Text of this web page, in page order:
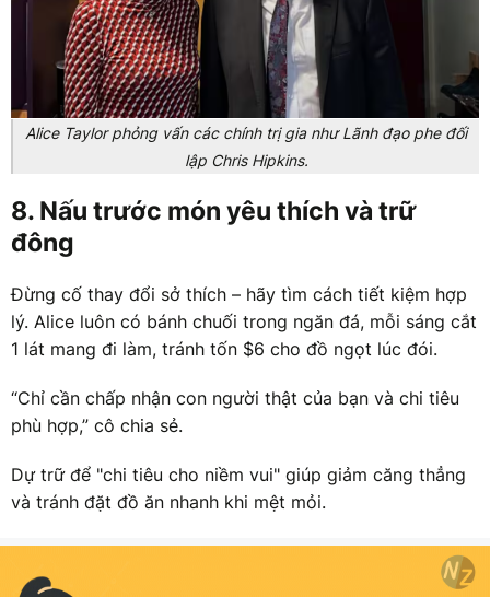
Alice Taylor phỏng vấn các chính trị gia như Lãnh đạo phe đối
lập Chris Hipkins.
8. Nấu trước món yêu thích và trữ
đông
Đừng cố thay đổi sở thích – hãy tìm cách tiết kiệm hợp
lý. Alice luôn có bánh chuối trong ngăn đá, mỗi sáng cắt
1 lát mang đi làm, tránh tốn $6 cho đồ ngọt lúc đói.
“Chỉ cần chấp nhận con người thật của bạn và chi tiêu
phù hợp,” cô chia sẻ.
Dự trữ để "chi tiêu cho niềm vui" giúp giảm căng thẳng
và tránh đặt đồ ăn nhanh khi mệt mỏi.